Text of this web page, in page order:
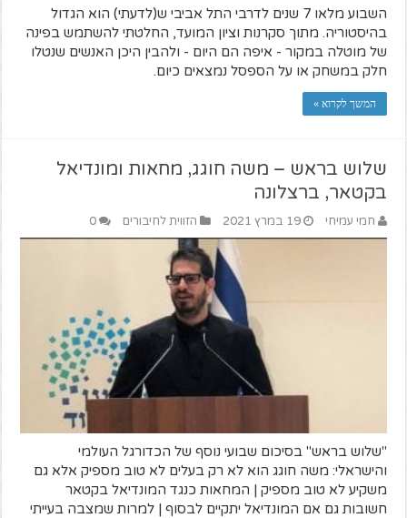
השבוע מלאו 7 שנים לדרבי התל אביבי ש(לדעתי) הוא הגדול
בהיסטוריה. מתוך סקרנות וציון המועד, החלטתי להשתמש בפינה
של מוטלה במקור - איפה הם היום - ולהבין היכן האנשים שנטלו
חלק במשחק או על הספסל נמצאים כיום.
המשך לקרוא »
שלוש בראש – משה חוגג, מחאות ומונדיאל
בקטאר, ברצלונה
חמי עמיחי 19 במרץ 2021 הזווית לחיבורים 0
"שלוש בראש" בסיכום שבועי נוסף של הכדורגל העולמי
והישראלי: משה חוגג הוא לא רק בעלים לא טוב מספיק אלא גם
משקיע לא טוב מספיק | המחאות כנגד המונדיאל בקטאר
חשובות גם אם המונדיאל יתקיים לבסוף | למרות שמצבה בעייתי